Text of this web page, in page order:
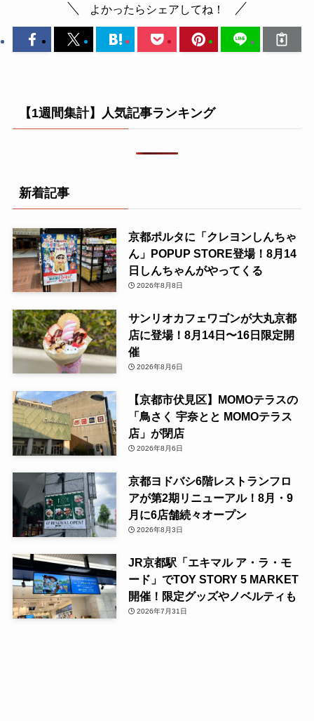
よかったらシェアしてね！
【1週間集計】人気記事ランキング
新着記事
京都ポルタに「クレヨンしんちゃ
ん」POPUP STORE登場！8月14
日しんちゃんがやってくる
2026年8月8日
サンリオカフェワゴンが大丸京都
店に登場！8月14日〜16日限定開
催
2026年8月6日
【京都市伏見区】MOMOテラスの
「鳥さく 宇奈とと MOMOテラス
店」が閉店
2026年8月6日
京都ヨドバシ6階レストランフロ
アが第2期リニューアル！8月・9
月に6店舗続々オープン
2026年8月3日
JR京都駅「エキマル ア・ラ・モ
ード」でTOY STORY 5 MARKET
開催！限定グッズやノベルティも
2026年7月31日